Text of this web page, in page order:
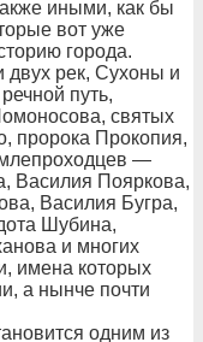
иными, как бы
вот уже
города.
двух рек, Сухоны и
путь,
святых
пророка Прокопия,
—
Василия Пояркова,
Василия Бугра,
Шубина,
и многих
имена которых
а нынче почти
одним из